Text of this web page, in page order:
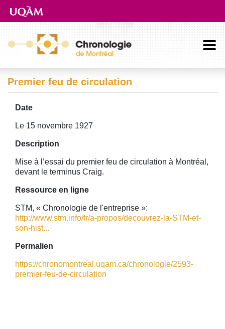
Aller directement au contenu principal
Premier feu de circulation
Date
Le 15 novembre 1927
Description
Mise à l’essai du premier feu de circulation à Montréal,
devant le terminus Craig.
Ressource en ligne
STM, « Chronologie de l'entreprise »:
http://www.stm.info/fr/a-propos/decouvrez-la-STM-et-
son-hist...
Permalien
https://chronomontreal.uqam.ca/chronologie/2593-
premier-feu-de-circulation